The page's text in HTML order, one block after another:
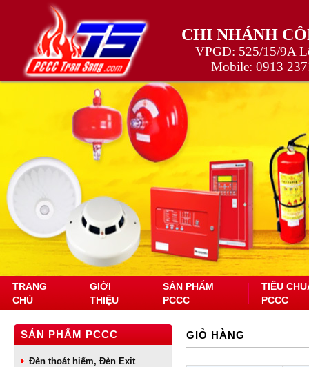
CHI NHÁNH
VPGD: 525/15/9A
Mobile: 0913
TRANG
CHỦ
GIỚI
THIỆU
SẢN PHẨM
PCCC
TIÊU
PCCC
SẢN PHẨM PCCC
Đèn thoát hiểm, Đèn Exit
GIỎ HÀNG